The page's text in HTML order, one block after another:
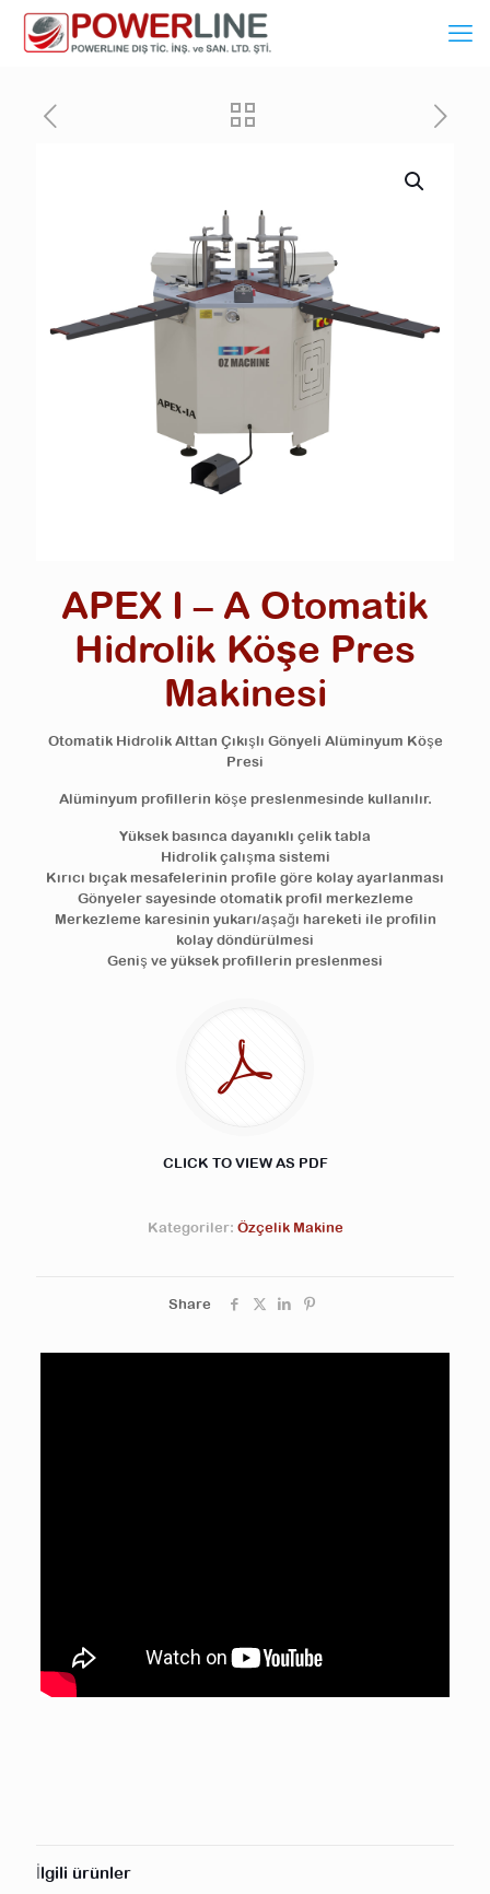
APEX I – A Otomatik
Hidrolik Köşe Pres
Makinesi
Otomatik Hidrolik Alttan Çıkışlı Gönyeli Alüminyum Köşe
Presi
Alüminyum profillerin köşe preslenmesinde kullanılır.
Yüksek basınca dayanıklı çelik tabla
Hidrolik çalışma sistemi
Kırıcı bıçak mesafelerinin profile göre kolay ayarlanması
Gönyeler sayesinde otomatik profil merkezleme
Merkezleme karesinin yukarı/aşağı hareketi ile profilin
kolay döndürülmesi
Geniş ve yüksek profillerin preslenmesi
CLICK TO VIEW AS PDF
Kategoriler: Özçelik Makine
Share
İlgili ürünler